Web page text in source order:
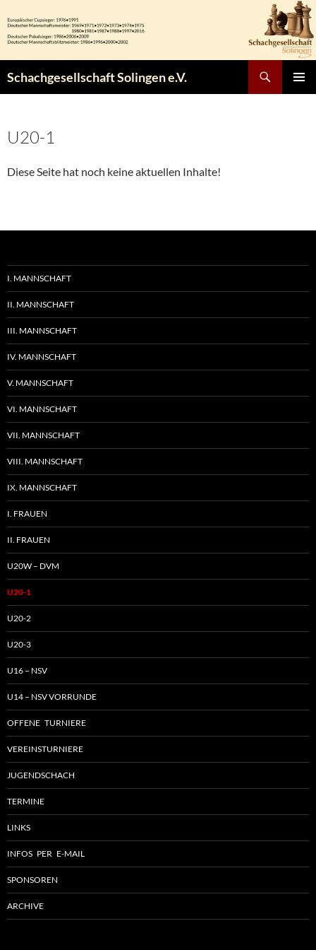
Inhalt
springen
Schachgesellschaft Solingen e.V.
U20-1
Diese Seite hat noch keine aktuellen Inhalte!
I. MANNSCHAFT
II. MANNSCHAFT
III. MANNSCHAFT
IV. MANNSCHAFT
V. MANNSCHAFT
VI. MANNSCHAFT
VII. MANNSCHAFT
VIII. MANNSCHAFT
IX. MANNSCHAFT
I. FRAUEN
II. FRAUEN
U20W – DVM
U20-1
U20-2
U20-3
U16 – NSV
U14 – NSV VORRUNDE
OFFENE TURNIERE
VEREINSTURNIERE
JUGENDSCHACH
TERMINE
LINKS
INFOS PER E-MAIL
SPONSOREN
ARCHIVE